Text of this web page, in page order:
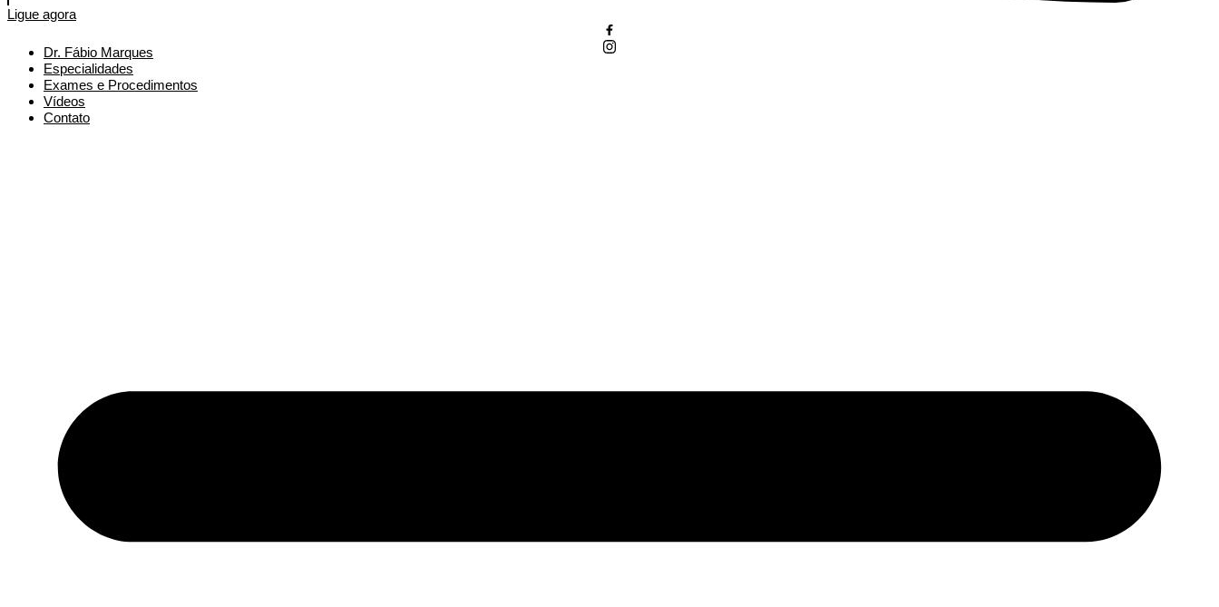
Ligue agora
Dr. Fábio Marques
Especialidades
Exames e Procedimentos
Vídeos
Contato